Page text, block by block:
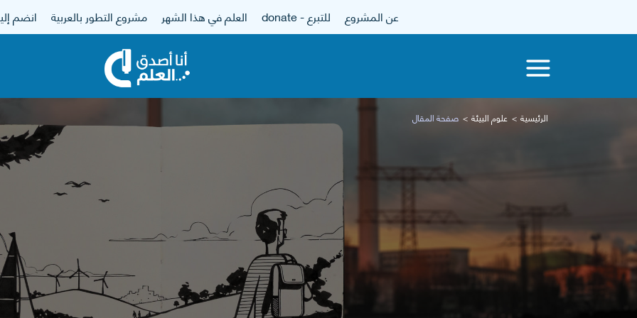
عن المشروع للتبرع - donate العلم في هذا الشهر مشروع التطور بالعربية انضم
الرئيسية علوم البيئة صفحة المقال